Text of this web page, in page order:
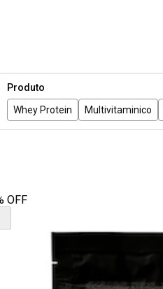
Produto
Whey Protein
Multivitaminico
OFF